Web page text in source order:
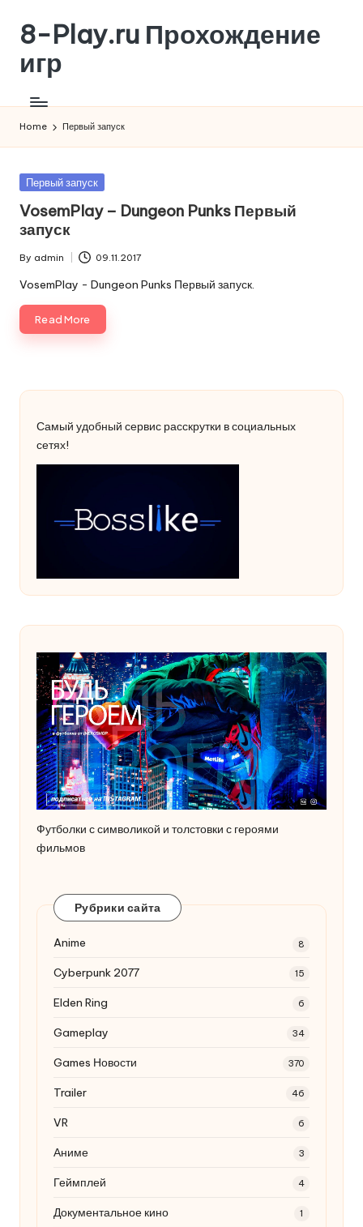
Skip
content
8-Play.ru Прохождение
игр
Home Первый запуск
Posted
Первый запуск
VosemPlay – Dungeon Punks Первый
запуск
Posted
by
By admin 09.11.2017
VosemPlay - Dungeon Punks Первый запуск.
Read More
Самый удобный сервис расскрутки в социальных
сетях!
Футболки с символикой и толстовки с героями
фильмов
Рубрики сайта
Anime 8
Cyberpunk 2077 15
Elden Ring 6
Gameplay 34
Games Новости 370
Trailer 46
VR 6
Аниме 3
Геймплей 4
Документальное кино 1